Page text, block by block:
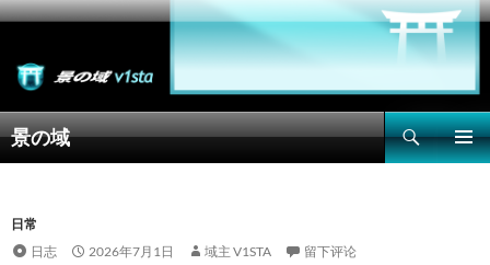
景の域
搜
索
文
日常
日志
2026年7月1日 域主 V1STA 留下评论